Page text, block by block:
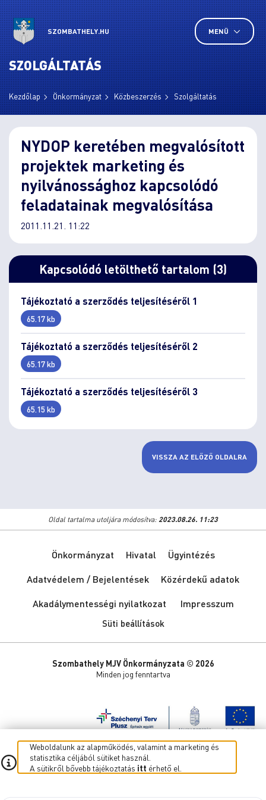
SZOMBATHELY.HU MENÜ
SZOLGÁLTATÁS
Kezdőlap Önkormányzat Közbeszerzés Szolgáltatás
NYDOP keretében megvalósított
projektek marketing és
nyilvánossághoz kapcsolódó
feladatainak megvalósítása
2011.11.21. 11:22
Kapcsolódó letölthető tartalom (3)
Tájékoztató a szerződés teljesítéséről 1
65.17 kb
Tájékoztató a szerződés teljesítéséről 2
65.17 kb
Tájékoztató a szerződés teljesítéséről 3
65.15 kb
VISSZA AZ ELŐZŐ OLDALRA
Oldal tartalma utoljára módosítva: 2023.08.26. 11:23
Önkormányzat Hivatal
Ügyintézés
Adatvédelem / Bejelentések
Közérdekű adatok
Akadálymentességi nyilatkozat
Impresszum
Süti beállítások
Szombathely MJV Önkormányzata © 2026
Minden jog fenntartva
Weboldalunk az alapműködés, valamint a marketing és
statisztika céljából sütiket használ.
A sütikről bővebb tájékoztatás itt érhető el.